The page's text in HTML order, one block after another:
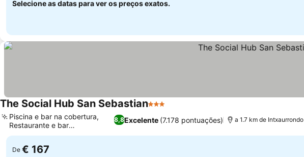
Selecione as datas para ver os preços exatos.
The Social Hub San Sebastian3 Estrelas
8,8Excelente (7.178 pontuações)
Piscina e bar na cobertura,
Restaurante e bar
mediterrâneo
a 1.7 km de Intxaurrondo
De € 167